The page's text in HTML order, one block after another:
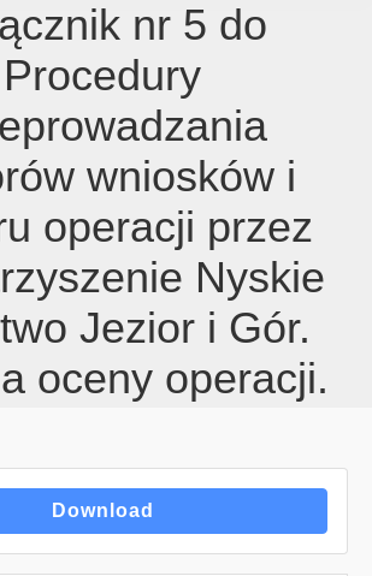
nr 5 do
Procedury
wniosków i
operacji przez
Nyskie
Jezior i Gór.
oceny operacji.
Download